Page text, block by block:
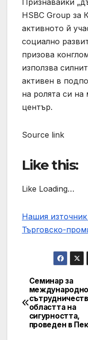
Признавайки
HSBC Group за
активното й
социално
призова
използва
активен в
на ролята си
център.
Source link
Like this:
Like Loading…
Нашия
Търговско-
Post
Семинар за
международно
областта на
сигурността,
проведен в